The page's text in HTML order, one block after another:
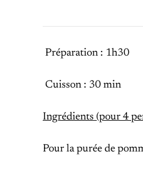
Préparation : 1h30
Cuisson : 30 min
Ingrédients (pour 4
Pour la purée de